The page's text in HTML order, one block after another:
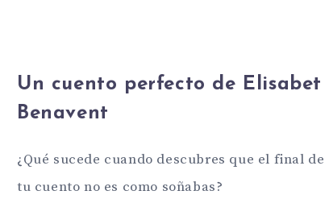
Un cuento perfecto de Elisabet
Benavent
¿Qué sucede cuando descubres que el final de
tu cuento no es como soñabas?